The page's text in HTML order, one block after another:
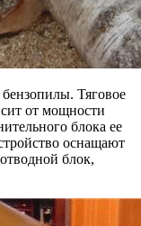
бензопилы. Тяговое
от мощности
блока ее
оснащают
блок,